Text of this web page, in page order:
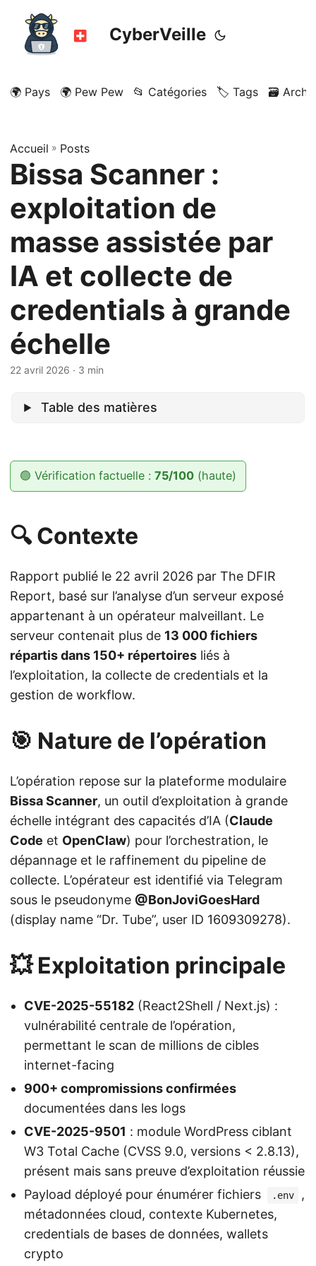
CyberVeille
🌍 Pays 🌍 Pew Pew 📂 Catégories 🏷️ Tags 🗃️
Accueil » Posts
Bissa Scanner :
exploitation de
masse assistée par
IA et collecte de
credentials à grande
échelle
22 avril 2026 · 3 min
Table des matières
🟢 Vérification factuelle : 75/100(haute)
🔍 Contexte
Rapport publié le 22 avril 2026 par The DFIR
Report, basé sur l’analyse d’un serveur exposé
appartenant à un opérateur malveillant. Le
serveur contenait plus de 13 000 fichiers
répartis dans 150+ répertoires liés à
l’exploitation, la collecte de credentials et la
gestion de workflow.
🎯 Nature de l’opération
L’opération repose sur la plateforme modulaire
Bissa Scanner, un outil d’exploitation à grande
échelle intégrant des capacités d’IA (Claude
Code et OpenClaw) pour l’orchestration, le
dépannage et le raffinement du pipeline de
collecte. L’opérateur est identifié via Telegram
sous le pseudonyme @BonJoviGoesHard
(display name “Dr. Tube”, user ID 1609309278).
💥 Exploitation principale
CVE-2025-55182 (React2Shell / Next.js) :
vulnérabilité centrale de l’opération,
permettant le scan de millions de cibles
internet-facing
900+ compromissions confirmées
documentées dans les logs
CVE-2025-9501 : module WordPress ciblant
W3 Total Cache (CVSS 9.0, versions < 2.8.13),
présent mais sans preuve d’exploitation réussie
Payload déployé pour énumérer fichiers
.env
,
métadonnées cloud, contexte Kubernetes,
credentials de bases de données, wallets
crypto